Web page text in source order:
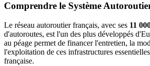
Comprendre le Système
Le réseau autoroutier français, avec ses 11
d'autoroutes, est l'un des plus développés
au péage permet de financer l'entretien, la
l'exploitation de ces infrastructures
française.